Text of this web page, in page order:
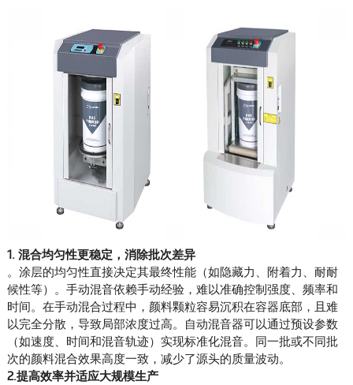
1. 混合均匀性更稳定，消除批次差异
。涂层的均匀性直接决定其最终性能（如隐藏力、附着力、耐耐
候性等）。手动混音依赖手动经验，难以准确控制强度、频率和
时间。在手动混合过程中，颜料颗粒容易沉积在容器底部，且难
以完全分散，导致局部浓度过高。自动混音器可以通过预设参数
（如速度、时间和混音轨迹）实现标准化混音。同一批或不同批
次的颜料混合效果高度一致，减少了源头的质量波动。
2.提高效率并适应大规模生产